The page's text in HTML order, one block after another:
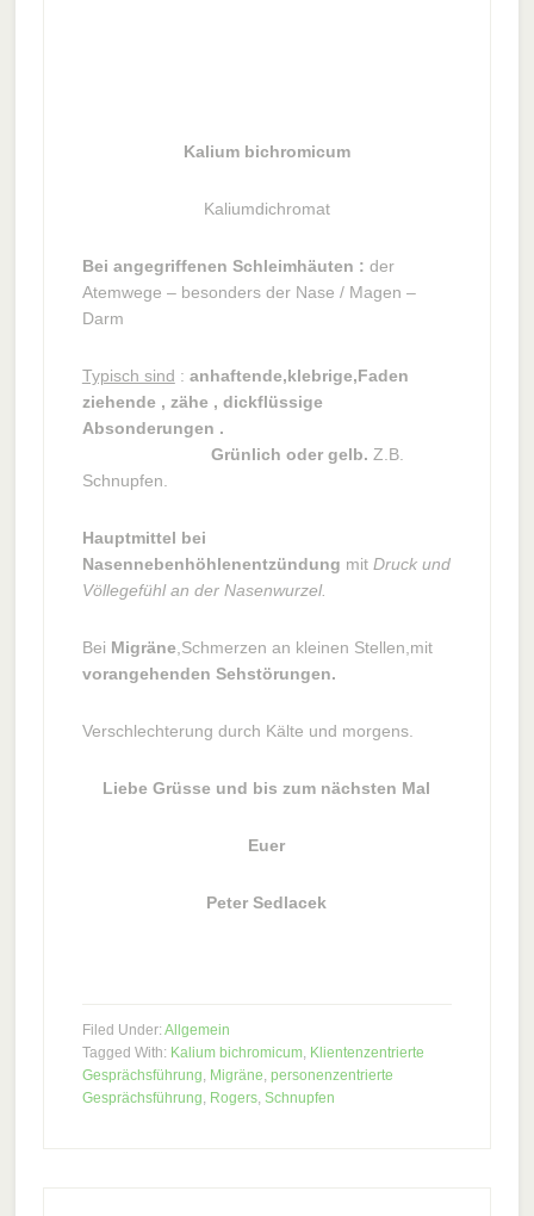
Kalium bichromicum
Kaliumdichromat
Bei angegriffenen Schleimhäuten : der
Atemwege – besonders der Nase / Magen –
Darm
Typisch sind : anhaftende,klebrige,Faden
ziehende , zähe , dickflüssige
Absonderungen .
Grünlich oder gelb. Z.B.
Schnupfen.
Hauptmittel bei
Nasennebenhöhlenentzündung mit Druck und
Völlegefühl an der Nasenwurzel.
Bei Migräne ,Schmerzen an kleinen Stellen,mit
vorangehenden Sehstörungen.
Verschlechterung durch Kälte und morgens.
Liebe Grüsse und bis zum nächsten Mal
Euer
Peter Sedlacek
Filed Under: Allgemein
Tagged With: Kalium bichromicum, Klientenzentrierte
Gesprächsführung, Migräne, personenzentrierte
Gesprächsführung, Rogers, Schnupfen